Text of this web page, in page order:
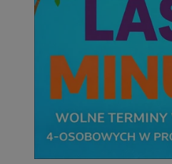
Niezbędne pliki cookie
takich jak logowanie
można prawidłowo
Nazwa